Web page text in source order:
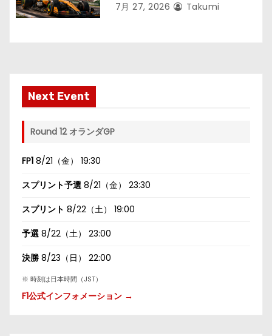
7月 27, 2026 Takumi
Next Event
Round 12 オランダGP
FP1 8/21（金） 19:30
スプリント予選 8/21（金） 23:30
スプリント 8/22（土） 19:00
予選 8/22（土） 23:00
決勝 8/23（日） 22:00
※ 時刻は日本時間（JST）
F1公式インフォメーション →